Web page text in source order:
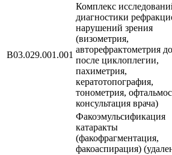
В03.029.001.001
Комплекс
диагностики
нарушений зрения
(визометрия,
авторефрактометрия
после циклоплегии,
пахиметрия,
кератотопография,
тонометрия,
консультация врача)
Факоэмульсификация
катаракты
(факофрагментация,
факоаспирация)